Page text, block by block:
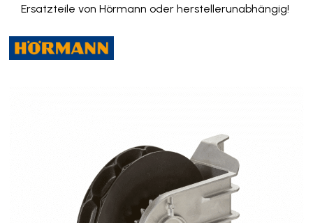
Ersatzteile von Hörmann oder herstellerunabhängig!